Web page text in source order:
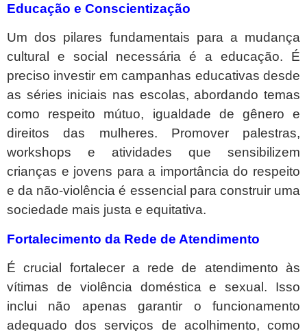
Educação e Conscientização
Um dos pilares fundamentais para a mudança
cultural e social necessária é a educação. É
preciso investir em campanhas educativas desde
as séries iniciais nas escolas, abordando temas
como respeito mútuo, igualdade de gênero e
direitos das mulheres. Promover palestras,
workshops e atividades que sensibilizem
crianças e jovens para a importância do respeito
e da não-violência é essencial para construir uma
sociedade mais justa e equitativa.
Fortalecimento da Rede de Atendimento
É crucial fortalecer a rede de atendimento às
vítimas de violência doméstica e sexual. Isso
inclui não apenas garantir o funcionamento
adequado dos serviços de acolhimento, como